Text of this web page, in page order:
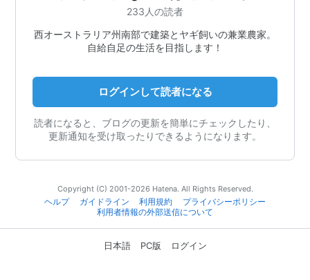
233人の読者
西オーストラリア州南部で建築とヤギ飼いの兼業農家。
自給自足の生活を目指します！
ログインして読者になる
読者になると、ブログの更新を簡単にチェックしたり、
更新通知を受け取ったりできるようになります。
Copyright (C) 2001-2026 Hatena. All Rights Reserved.
ヘルプ
ガイドライン 利用規約
プライバシーポリシー
利用者情報の外部送信について
日本語 PC版 ログイン